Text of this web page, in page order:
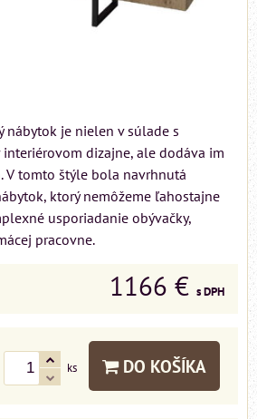
nábytok je nielen v súlade s
dizajne, ale dodáva im
V tomto štýle bola navrhnutá
ktorý nemôžeme ľahostajne
usporiadanie obývačky,
pracovne.
1166 € s DPH
ks DO KOŠÍKA